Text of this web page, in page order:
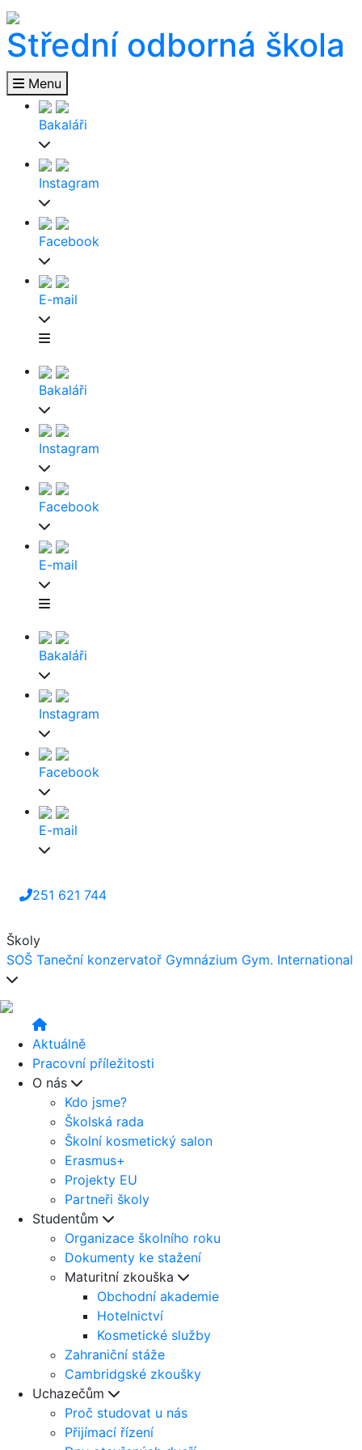
Střední odborná škola
Menu
Bakaláři
Instagram
Facebook
E-mail
Bakaláři
Instagram
Facebook
E-mail
Bakaláři
Instagram
Facebook
E-mail
251 621 744
Školy
SOŠ Taneční konzervatoř Gymnázium Gym. International
Aktuálně
Pracovní příležitosti
O nás
Kdo jsme?
Školská rada
Školní kosmetický salon
Erasmus+
Projekty EU
Partneři školy
Studentům
Organizace školního roku
Dokumenty ke stažení
Maturitní zkouška
Obchodní akademie
Hotelnictví
Kosmetické služby
Zahraniční stáže
Cambridgské zkoušky
Uchazečům
Proč studovat u nás
Přijímací řízení